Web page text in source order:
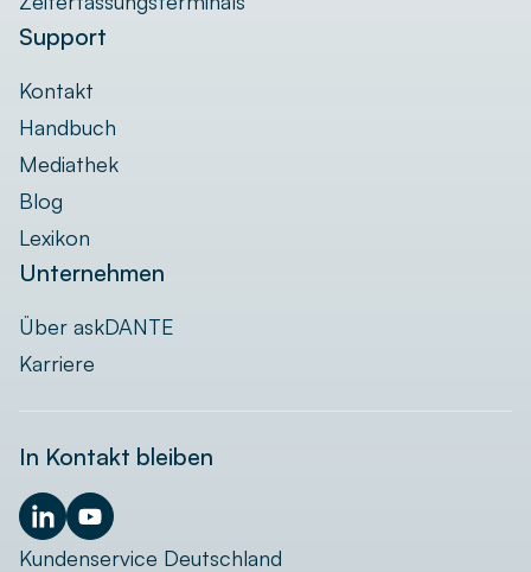
Support
Kontakt
Handbuch
Mediathek
Blog
Lexikon
Unternehmen
Über askDANTE
Karriere
In Kontakt bleiben
Kundenservice Deutschland